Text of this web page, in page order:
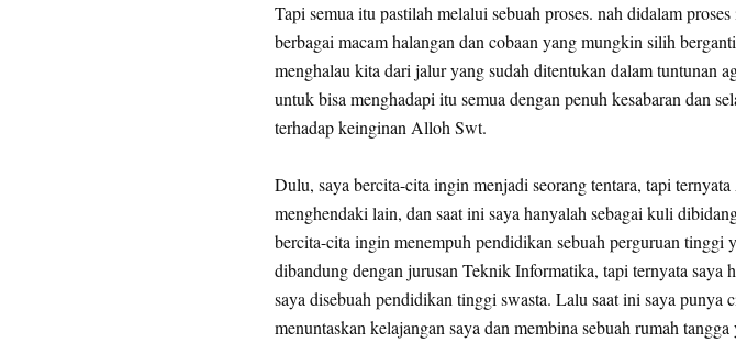
Tapi semua itu pastilah melalui sebuah proses. nah didalam
berbagai macam halangan dan cobaan yang mungkin silih
menghalau kita dari jalur yang sudah ditentukan dalam tuntunan
untuk bisa menghadapi itu semua dengan penuh kesabaran dan
terhadap keinginan Alloh Swt.
Dulu, saya bercita-cita ingin menjadi seorang tentara, tapi
menghendaki lain, dan saat ini saya hanyalah sebagai kuli
bercita-cita ingin menempuh pendidikan sebuah perguruan tinggi
dibandung dengan jurusan Teknik Informatika, tapi ternyata saya
saya disebuah pendidikan tinggi swasta. Lalu saat ini saya punya
menuntaskan kelajangan saya dan membina sebuah rumah